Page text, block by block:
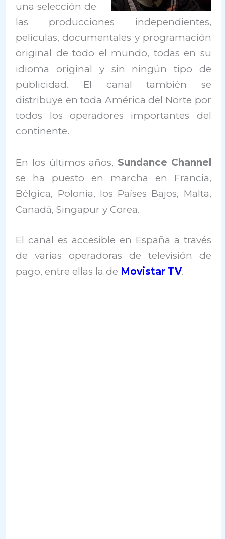
una selección de
las producciones independientes,
películas, documentales y programación
original de todo el mundo, todas en su
idioma original y sin ningún tipo de
publicidad. El canal también se
distribuye en toda América del Norte por
todos los operadores importantes del
continente.
En los últimos años, Sundance Channel
se ha puesto en marcha en Francia,
Bélgica, Polonia, los Países Bajos, Malta,
Canadá, Singapur y Corea.
El canal es accesible en España a través
de varias operadoras de televisión de
pago, entre ellas la de Movistar TV.